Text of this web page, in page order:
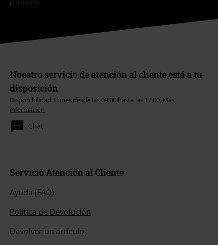
promoción.
Nuestro servicio de atención al cliente está a tu
disposición
Disponibilidad: Lunes desde las 09:00 hasta las 17:00. Más
información
Chat
Servicio Atención al Cliente
Ayuda (FAQ)
Política de Devolución
Devolver un artículo